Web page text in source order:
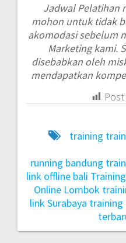
Jadwal Pelatihan
mohon untuk tidak
akomodasi sebelum
Marketing kami.
disebabkan oleh
mendapatkan
training
running bandung
link offline bali
Online Lombok
link Surabaya